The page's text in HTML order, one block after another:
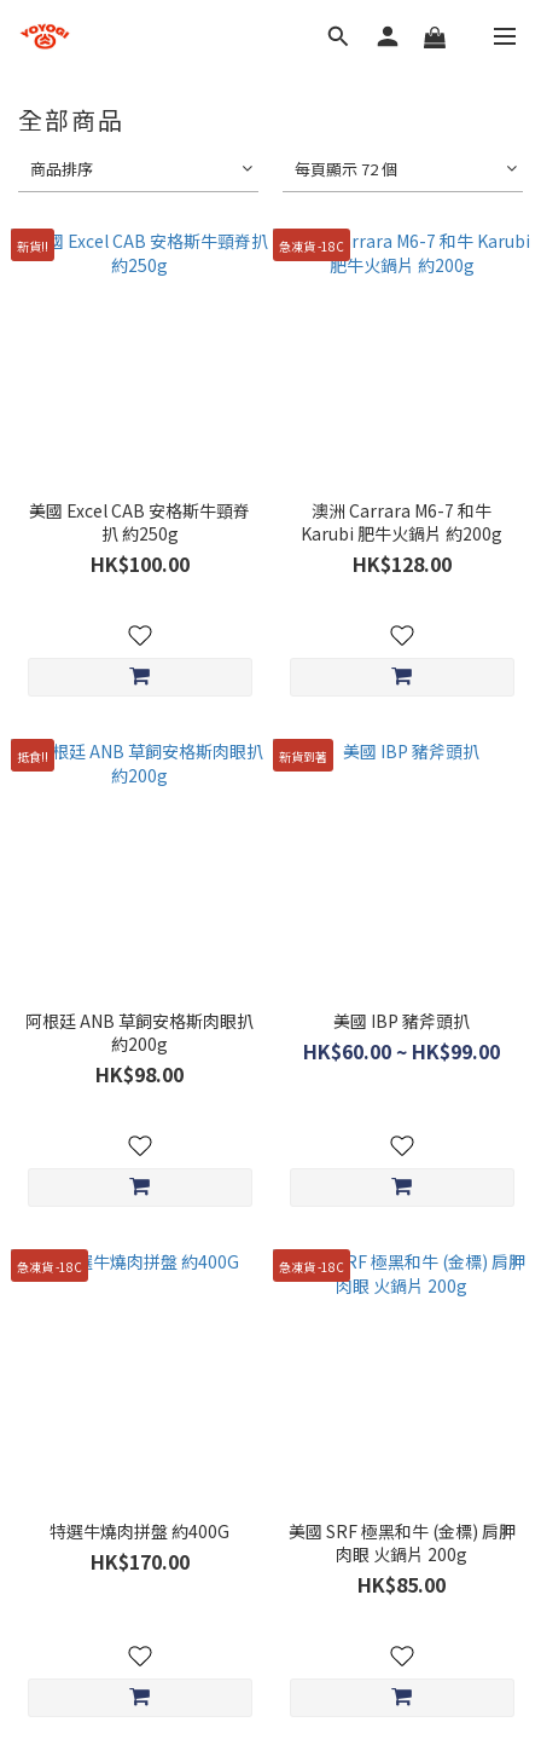
全部商品
商品排序 每頁顯示 72 個
新貨!!
美國 Excel CAB 安格斯牛頸脊
扒 約250g
HK$100.00
急凍貨 -18C
澳洲 Carrara M6-7 和牛
Karubi 肥牛火鍋片 約200g
HK$128.00
抵食!!
阿根廷 ANB 草飼安格斯肉眼扒
約200g
HK$98.00
新貨到著
美國 IBP 豬斧頭扒
HK$60.00 ~ HK$99.00
急凍貨 -18C
特選牛燒肉拼盤 約400G
HK$170.00
急凍貨 -18C
美國 SRF 極黑和牛 (金標) 肩胛
肉眼 火鍋片 200g
HK$85.00